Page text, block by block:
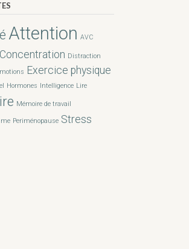
Attention AVC
Concentration Distraction
Exercice physique
Hormones Intelligence Lire
Mémoire de travail
Periménopause Stress